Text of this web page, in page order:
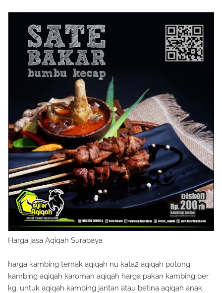
Harga jasa Aqiqah Surabaya
harga kambing ternak aqiqah nu kata2 aqiqah potong
kambing aqiqah karomah aqiqah harga pakan kambing per
kg. untuk aqiqah kambing jantan atau betina aqiqah anak